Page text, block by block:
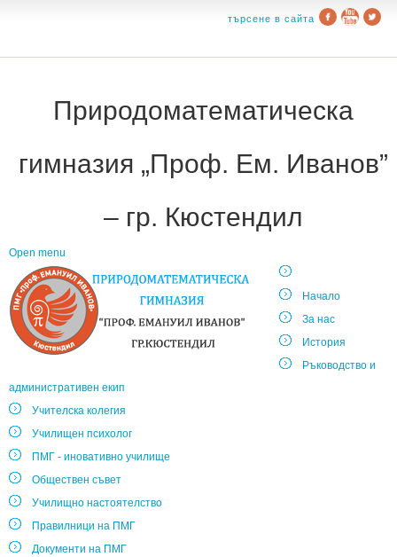
търсене в сайта
Природоматематическа
гимназия „Проф. Ем. Иванов”
– гр. Кюстендил
Open menu
Начало
За нас
История
Ръководство и
административен екип
Учителска колегия
Училищен психолог
ПМГ - иновативно училище
Обществен съвет
Училищно настоятелство
Правилници на ПМГ
Документи на ПМГ